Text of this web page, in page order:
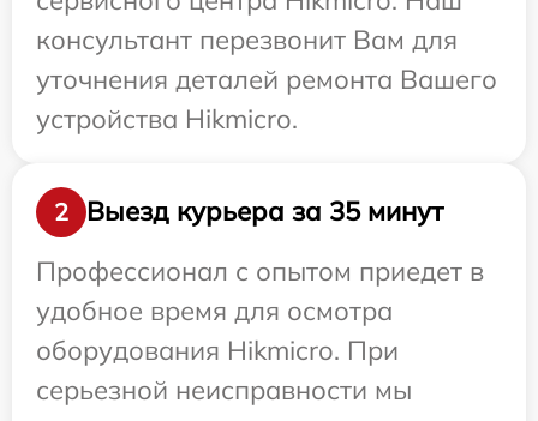
консультант перезвонит Вам для
уточнения деталей ремонта Вашего
устройства Hikmicro.
2
Выезд курьера за 35 минут
Профессионал с опытом приедет в
удобное время для осмотра
оборудования Hikmicro. При
серьезной неисправности мы